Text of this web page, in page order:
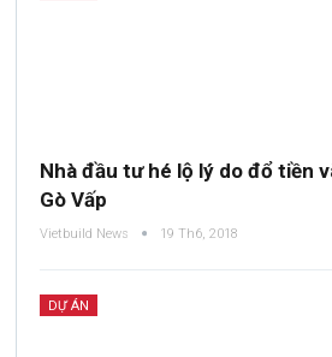
Nhà đầu tư hé lộ lý do đổ tiền
Gò Vấp
Vietbuild News 19 Th6, 2018
DỰ ÁN